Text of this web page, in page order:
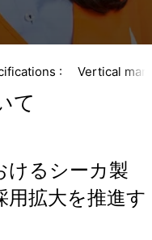
: Vertical
て
けるシーカ製
拡大を推進す